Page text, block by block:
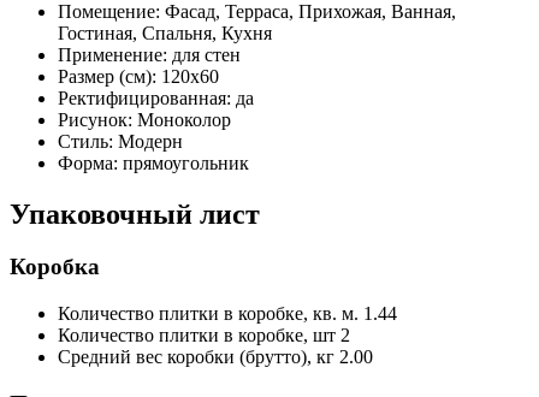
Помещение: Фасад, Терраса, Прихожая, Ванная,
Гостиная, Спальня, Кухня
Применение: для стен
Размер (см): 120x60
Ректифицированная: да
Рисунок: Моноколор
Стиль: Модерн
Форма: прямоугольник
Упаковочный лист
Коробка
Количество плитки в коробке, кв. м. 1.44
Количество плитки в коробке, шт 2
Средний вес коробки (брутто), кг 2.00